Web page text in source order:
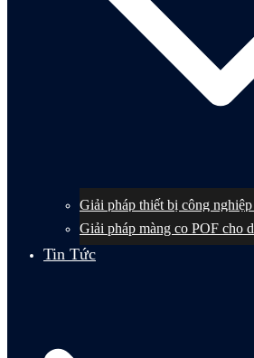
Giải pháp thiết bị công
Giải pháp màng co POF cho
Tin Tức